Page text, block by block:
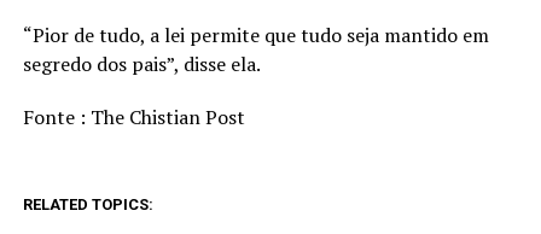
“Pior de tudo, a lei permite que tudo seja mantido em
segredo dos pais”, disse ela.
Fonte : The Chistian Post
RELATED TOPICS: